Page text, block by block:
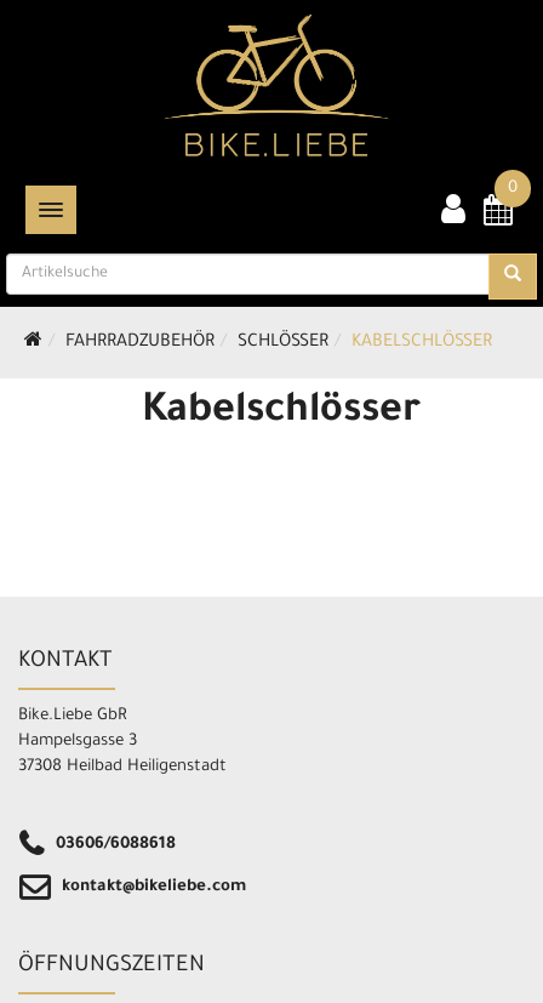
TOGGLE NAVIGATION
0
FAHRRADZUBEHÖR SCHLÖSSER KABELSCHLÖSSER
Kabelschlösser
KONTAKT
Bike.Liebe GbR
Hampelsgasse 3
37308 Heilbad Heiligenstadt
03606/6088618
kontakt@bikeliebe.com
ÖFFNUNGSZEITEN